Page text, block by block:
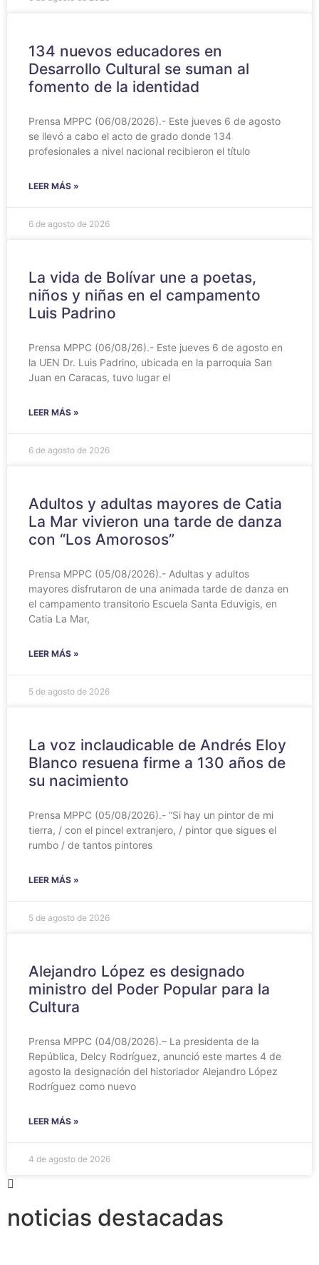
134 nuevos educadores en
Desarrollo Cultural se suman al
fomento de la identidad
Prensa MPPC (06/08/2026).- Este jueves 6 de agosto
se llevó a cabo el acto de grado donde 134
profesionales a nivel nacional recibieron el título
LEER MÁS »
6 de agosto de 2026
‎La vida de Bolívar une a poetas,
niños y niñas en el campamento
Luis Padrino
‎Prensa MPPC (06/08/26).- Este jueves 6 de agosto en
la UEN Dr. Luis Padrino, ubicada en la parroquia San
Juan en Caracas, tuvo lugar el
LEER MÁS »
6 de agosto de 2026
Adultos y adultas mayores de Catia
La Mar vivieron una tarde de danza
con “Los Amorosos”
Prensa MPPC (05/08/2026).- Adultas y adultos
mayores disfrutaron de una animada tarde de danza en
el campamento transitorio Escuela Santa Eduvigis, en
Catia La Mar,
LEER MÁS »
5 de agosto de 2026
La voz inclaudicable de Andrés Eloy
Blanco resuena firme a 130 años de
su nacimiento
Prensa MPPC (05/08/2026).- “Si hay un pintor de mi
tierra, / con el pincel extranjero, / pintor que sigues el
rumbo / de tantos pintores
LEER MÁS »
5 de agosto de 2026
Alejandro López es designado
ministro del Poder Popular para la
Cultura
Prensa MPPC (04/08/2026).– La presidenta de la
República, Delcy Rodríguez, anunció este martes 4 de
agosto la designación del historiador Alejandro López
Rodríguez como nuevo
LEER MÁS »
4 de agosto de 2026
noticias destacadas